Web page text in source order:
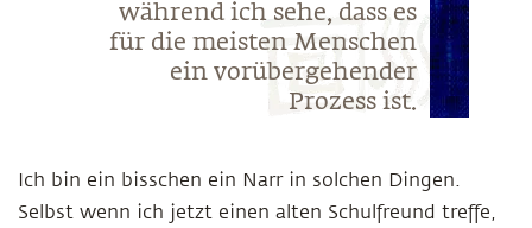
während ich sehe, dass es
für die meisten Menschen
ein vorübergehender
Prozess ist.
Ich bin ein bisschen ein Narr in solchen Dingen.
Selbst wenn ich jetzt einen alten Schulfreund treffe,